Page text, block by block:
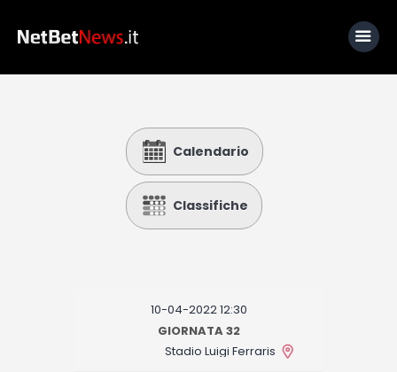
Calcio
Basket
Fantacalcio
I consigli di Giulia
Calendario
Classifiche
10-04-2022 12:30
GIORNATA 32
Stadio Luigi Ferraris